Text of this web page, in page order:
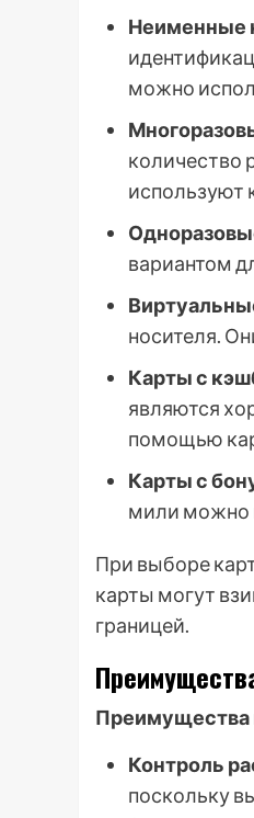
Неименные
можно
количество
используют
вариантом
носителя.
Карты с
являются
помощью
Карты с
мили можно
При выборе
карты могут
границей.
Преимущества
Контроль
поскольку